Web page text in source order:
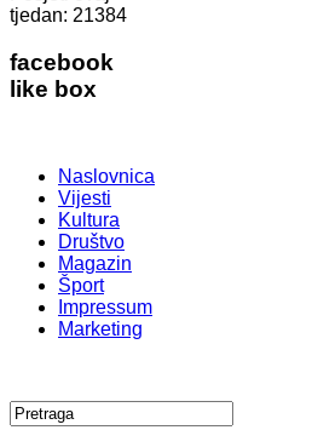
tjedan: 21384
facebook
like box
Naslovnica
Vijesti
Kultura
Društvo
Magazin
Šport
Impressum
Marketing